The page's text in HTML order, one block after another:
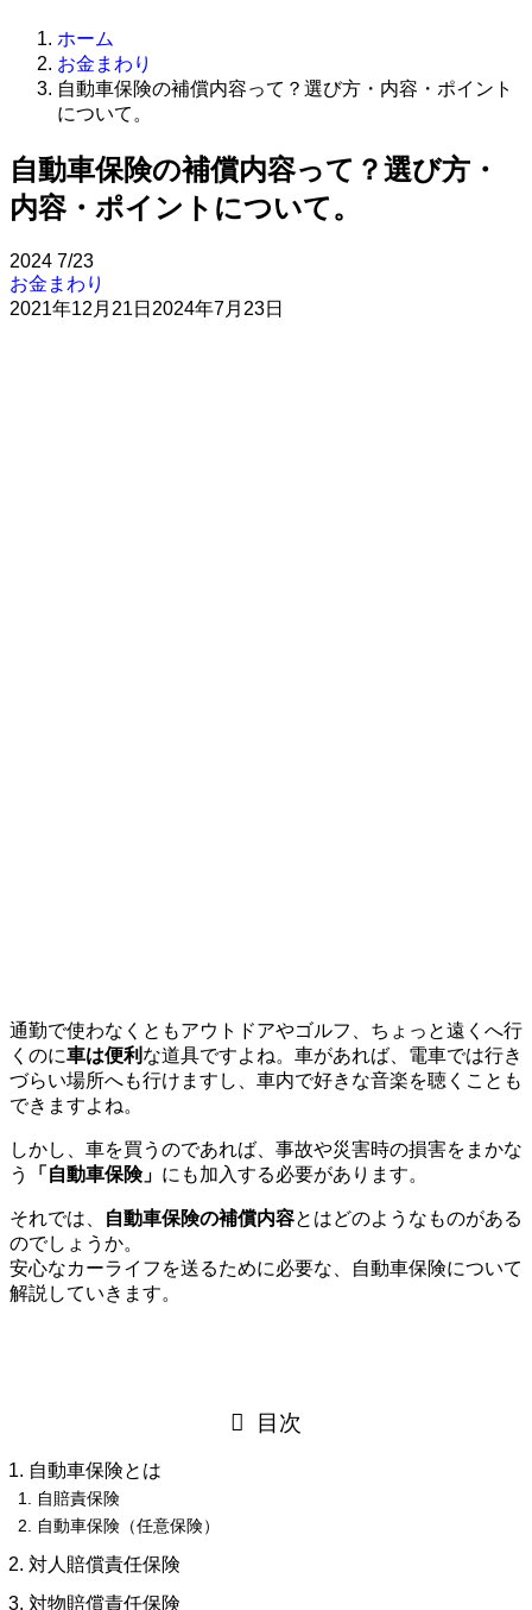
ホーム
お金まわり
自動車保険の補償内容って？選び方・内容・ポイント
について。
自動車保険の補償内容って？選び方・
内容・ポイントについて。
2024 7/23
お金まわり
2021年12月21日 2024年7月23日
通勤で使わなくともアウトドアやゴルフ、ちょっと遠くへ行
くのに車は便利 な道具ですよね。車があれば、電車では行き
づらい場所へも行けますし、車内で好きな音楽を聴くことも
できますよね。
しかし、車を買うのであれば、事故や災害時の損害をまかな
う
「自動車保険」 にも加入する必要があります。
それでは、 自動車保険の補償内容とはどのようなものがある
のでしょうか。
安心なカーライフを送るために必要な、自動車保険について
解説していきます。
目次
自動車保険とは
自賠責保険
自動車保険（任意保険）
対人賠償責任保険
対物賠償責任保険